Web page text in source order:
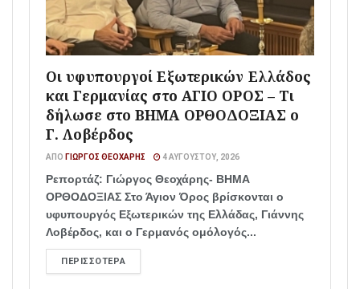
Οι υφυπουργοί Εξωτερικών Ελλάδος
και Γερμανίας στο ΑΓΙΟ ΟΡΟΣ – Τι
δήλωσε στο ΒΗΜΑ ΟΡΘΟΔΟΞΙΑΣ ο
Γ. Λοβέρδος
ΑΠΌ ΓΙΏΡΓΟΣ ΘΕΟΧΆΡΗΣ 4 ΑΥΓΟΎΣΤΟΥ, 2026
Ρεπορτάζ: Γιώργος Θεοχάρης- ΒΗΜΑ
ΟΡΘΟΔΟΞΙΑΣ Στο Άγιον Όρος βρίσκονται ο
υφυπουργός Εξωτερικών της Ελλάδας, Γιάννης
Λοβέρδος, και ο Γερμανός ομόλογός...
ΠΕΡΙΣΣΌΤΕΡΑ